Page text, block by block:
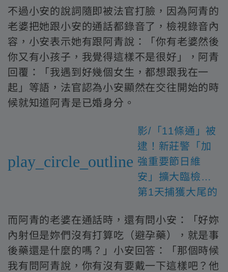
不過小安的說詞隨即被法官打臉，因為阿青的
老婆把她跟小安的通話都錄音了，檢視錄音內
容，小安表示她有跟阿青說：「你有老婆然後
你又有小孩子，我覺得這樣不是很好」，阿青
回覆：「我遇到好幾個女生，都想跟我在一
起」等語，法官認為小安顯然在交往開始的時
候就知道阿青是已婚身分。
play_circle_outline
影/「11條通」被
逮！新莊警「加
強重要節日維
安」擴大臨檢…
第1天捕獲大尾的
而阿青的老婆在通話時，還有問小安：「好妳
內射但是妳們沒有打算吃（避孕藥），就是事
後藥還是什麼的嗎？」小安回答：「那個時候
我有問阿青說，你有沒有要戴一下這樣吧？他